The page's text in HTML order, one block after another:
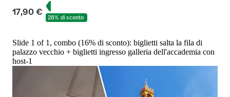
17,90 € 28% di sconto
Slide 1 of 1, combo (16% di sconto): biglietti salta la fila di
palazzo vecchio + biglietti ingresso galleria dell'accademia con
host-1